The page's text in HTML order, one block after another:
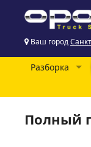
Ваш город
Разборка
Полный